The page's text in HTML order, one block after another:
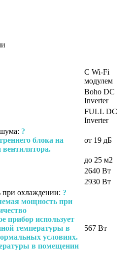
С Wi-Fi
модулем
Boho DC
Inverter
FULL DC
Inverter
?
блока на
от 19 дБ
до 25 м2
2640 Вт
2930 Вт
при охлаждении: ?
мощность при
прибор использует
температуры в
условиях.
в помещении
567 Вт